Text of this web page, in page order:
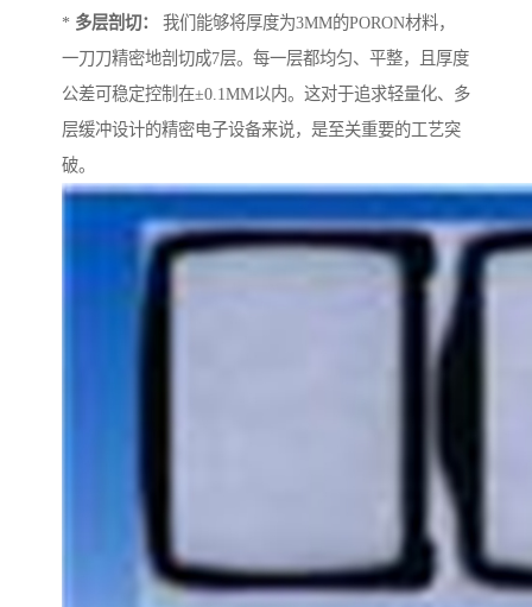
* 多层剖切：
我们能够将厚度为3MM的PORON材料，
一刀刀精密地剖切成7层。每一层都均匀、平整，且厚度
公差可稳定控制在±0.1MM以内。这对于追求轻量化、多
层缓冲设计的精密电子设备来说，是至关重要的工艺突
破。